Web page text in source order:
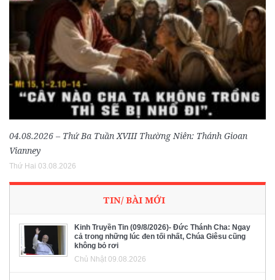
04.08.2026 – Thứ Ba Tuần XVIII Thường Niên: Thánh Gioan
Vianney
Thứ Hai 03.08.2026
TIN/ BÀI MỚI
Kinh Truyền Tin (09/8/2026)- Đức Thánh Cha: Ngay
cả trong những lúc đen tối nhất, Chúa Giêsu cũng
không bỏ rơi
Chủ Nhật 09.08.2026